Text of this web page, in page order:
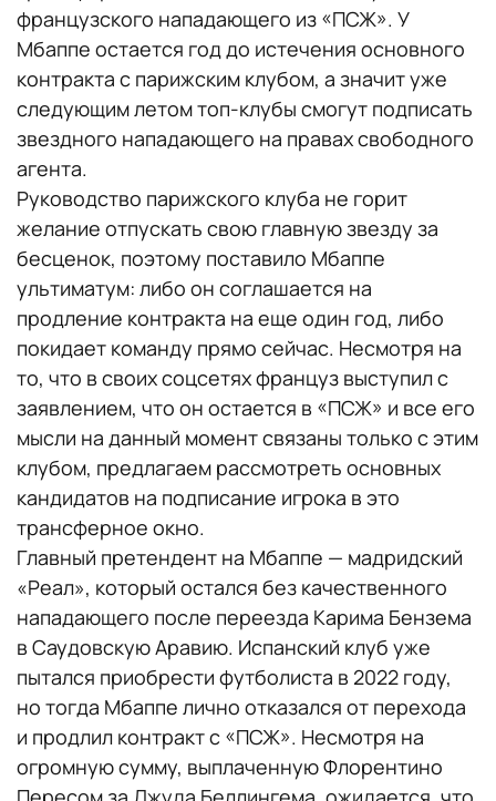
французского нападающего из «ПСЖ». У
Мбаппе остается год до истечения основного
контракта с парижским клубом, а значит уже
следующим летом топ-клубы смогут подписать
звездного нападающего на правах свободного
агента.
Руководство парижского клуба не горит
желание отпускать свою главную звезду за
бесценок, поэтому поставило Мбаппе
ультиматум: либо он соглашается на
продление контракта на еще один год, либо
покидает команду прямо сейчас. Несмотря на
то, что в своих соцсетях француз выступил с
заявлением, что он остается в «ПСЖ» и все его
мысли на данный момент связаны только с этим
клубом, предлагаем рассмотреть основных
кандидатов на подписание игрока в это
трансферное окно.
Главный претендент на Мбаппе — мадридский
«Реал», который остался без качественного
нападающего после переезда Карима Бензема
в Саудовскую Аравию. Испанский клуб уже
пытался приобрести футболиста в 2022 году,
но тогда Мбаппе лично отказался от перехода
и продлил контракт с «ПСЖ». Несмотря на
огромную сумму, выплаченную Флорентино